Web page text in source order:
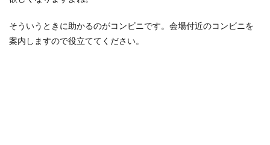
そういうときに助かるのがコンビニです。会場付近のコンビニを
案内しますので役立ててください。